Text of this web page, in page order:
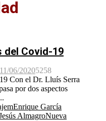
del Covid-19
11/06/20205258
Con el Dr. Lluís Serra
por dos aspectos
Enrique García
AlmagroNueva